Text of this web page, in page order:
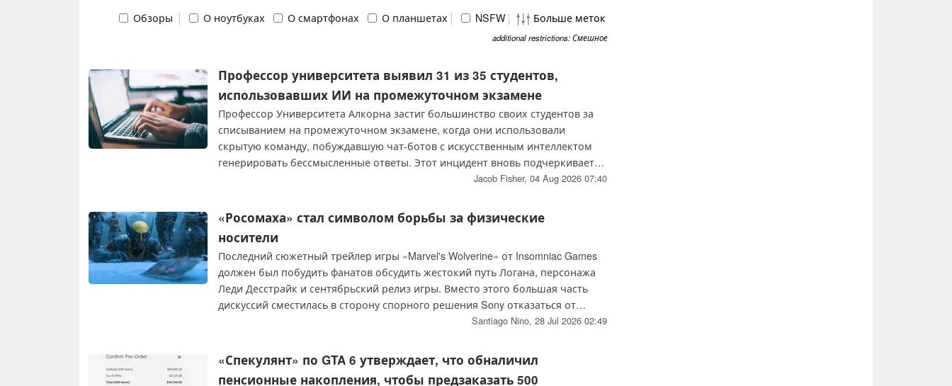
Обзоры О ноутбуках О смартфонах О планшетах NSFW Больше меток
additional restrictions: Смешное
Профессор университета выявил 31 из 35 студентов,
использовавших ИИ на промежуточном экзамене
Профессор Университета Алкорна застиг большинство своих студентов за
списыванием на промежуточном экзамене, когда они использовали
скрытую команду, побуждавшую чат-ботов с искусственным интеллектом
генерировать бессмысленные ответы. Этот инцидент вновь подчеркивает
необходимость регулирования использования искусственного интеллекта в
Jacob Fisher, 04 Aug 2026 07:40
«Росомаха» стал символом борьбы за физические
носители
Последний сюжетный трейлер игры «Marvel's Wolverine» от Insomniac Games
должен был побудить фанатов обсудить жестокий путь Логана, персонажа
Леди Десстрайк и сентябрьский релиз игры. Вместо этого большая часть
дискуссий сместилась в сторону спорного решения Sony отказаться от
физических носителей, причём, возможно, именно их последний релиз на
Santiago Nino, 28 Jul 2026 02:49
«Спекулянт» по GTA 6 утверждает, что обналичил
пенсионные накопления, чтобы предзаказать 500